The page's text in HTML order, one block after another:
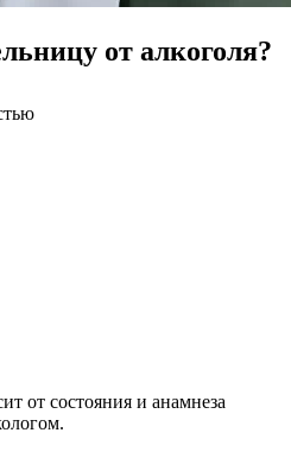
от алкоголя?
от состояния и анамнеза